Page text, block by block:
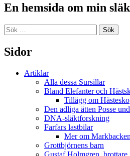
En hemsida om min
Sök
efter:
Sidor
Artiklar
Alla dessa Sursillar
Bland Elefanter och
Tillägg om Hästesko
Den adliga ätten Posse
DNA-släktforskning
Farfars lastbilar
Mer om
Grottbjörnens barn
Gustaf Holmgren, brottare